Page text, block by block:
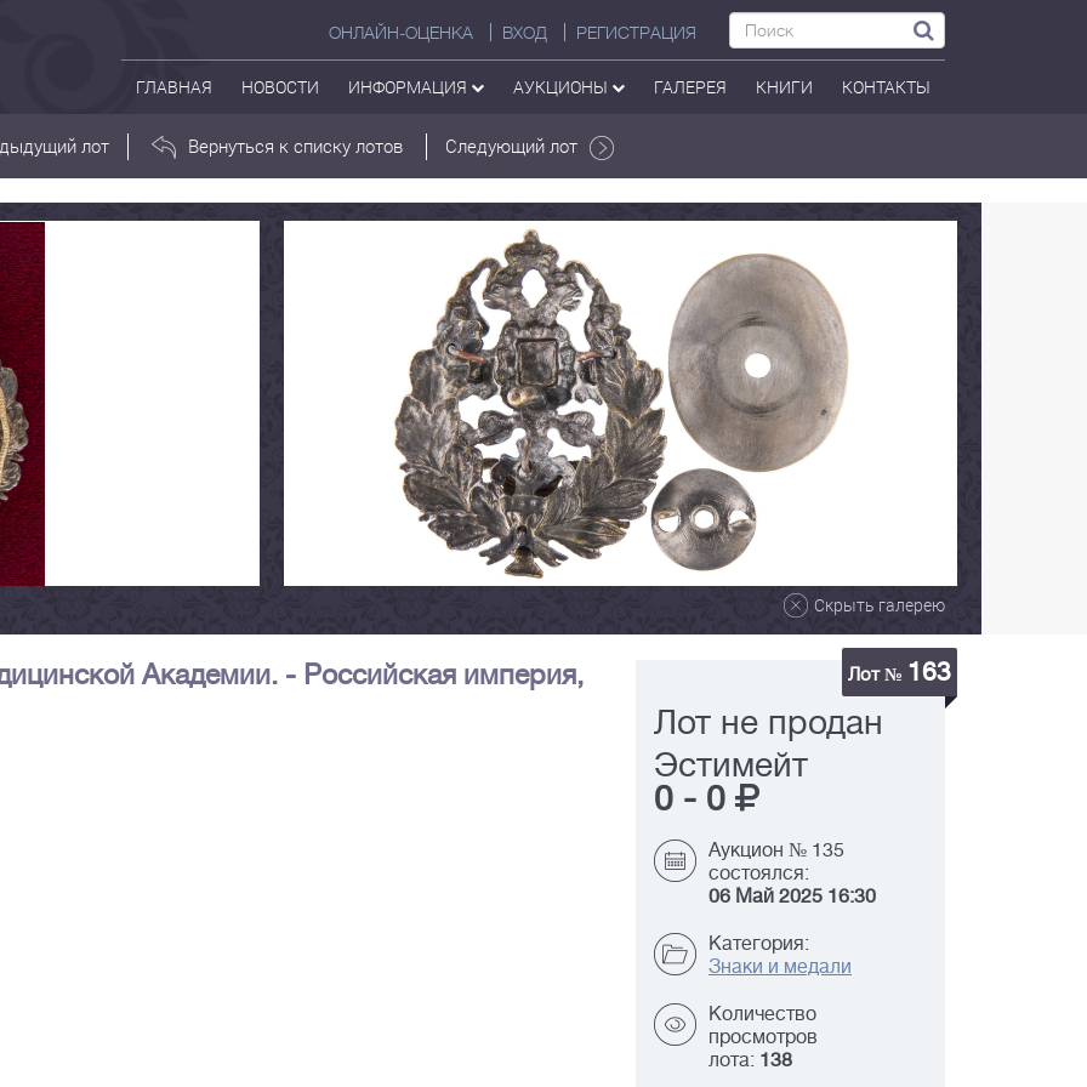
ОНЛАЙН-ОЦЕНКА ВХОД РЕГИСТРАЦИЯ
ГЛАВНАЯ НОВОСТИ ИНФОРМАЦИЯ АУКЦИОНЫ ГАЛЕРЕЯ КНИГИ КОНТАКТЫ
лот Вернуться к списку лотов Следующий лот
Скрыть галерею
Академии. - Российская империя, Лот № 163
Лот не продан
Эстимейт
0 - 0
Аукцион № 135
состоялся:
06 Май 2025 16:30
Категория:
Знаки и медали
Количество
просмотров
лота: 138